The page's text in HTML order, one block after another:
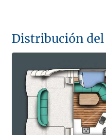
Distribución del